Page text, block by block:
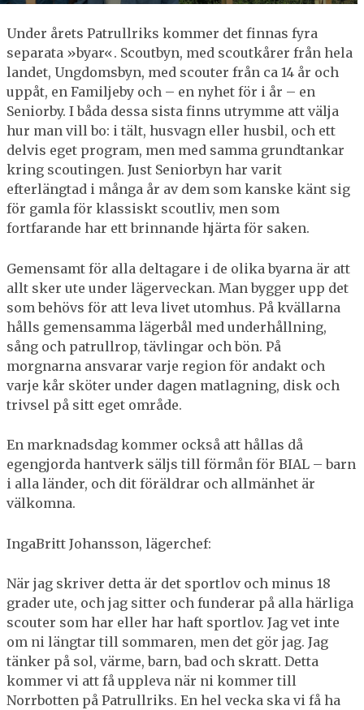
Under årets Patrullriks kommer det finnas fyra
separata »byar«. Scoutbyn, med scoutkårer från hela
landet, Ungdomsbyn, med scouter från ca 14 år och
uppåt, en Familjeby och – en nyhet för i år – en
Seniorby. I båda dessa sista finns utrymme att välja
hur man vill bo: i tält, husvagn eller husbil, och ett
delvis eget program, men med samma grundtankar
kring scoutingen. Just Seniorbyn har varit
efterlängtad i många år av dem som kanske känt sig
för gamla för klassiskt scoutliv, men som
fortfarande har ett brinnande hjärta för saken.
Gemensamt för alla deltagare i de olika byarna är att
allt sker ute under lägerveckan. Man bygger upp det
som behövs för att leva livet utomhus. På kvällarna
hålls gemensamma lägerbål med underhållning,
sång och patrullrop, tävlingar och bön. På
morgnarna ansvarar varje region för andakt och
varje kår sköter under dagen matlagning, disk och
trivsel på sitt eget område.
En marknadsdag kommer också att hållas då
egengjorda hantverk säljs till förmån för BIAL – barn
i alla länder, och dit föräldrar och allmänhet är
välkomna.
IngaBritt Johansson, lägerchef:
När jag skriver detta är det sportlov och minus 18
grader ute, och jag sitter och funderar på alla härliga
scouter som har eller har haft sportlov. Jag vet inte
om ni längtar till sommaren, men det gör jag. Jag
tänker på sol, värme, barn, bad och skratt. Detta
kommer vi att få uppleva när ni kommer till
Norrbotten på Patrullriks. En hel vecka ska vi få ha